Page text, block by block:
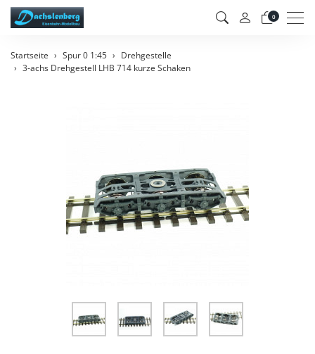
0
Startseite Spur 0 1:45
Drehgestelle
3-achs Drehgestell LHB 714 kurze Schaken